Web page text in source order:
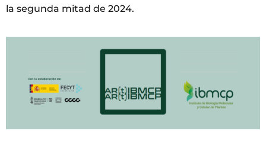
la segunda mitad de 2024.